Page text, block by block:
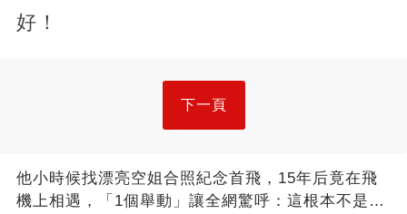
好！
下一頁
他小時候找漂亮空姐合照紀念首飛，15年后竟在飛
機上相遇，「1個舉動」讓全網驚呼：這根本不是巧